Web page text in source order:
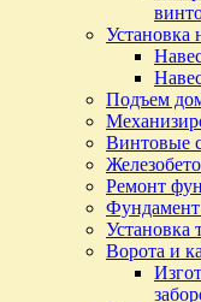
Установка
Подъем
Винтовые
Ремонт
Установка
Ворота и